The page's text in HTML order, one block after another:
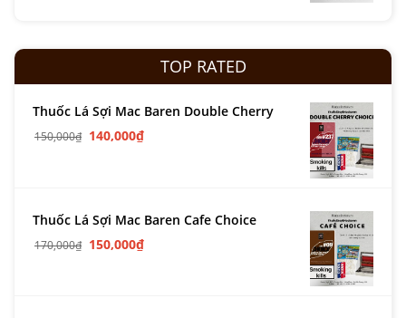
TOP RATED
Thuốc Lá Sợi Mac Baren Double Cherry
150,000₫ 140,000₫
Thuốc Lá Sợi Mac Baren Cafe Choice
170,000₫ 150,000₫